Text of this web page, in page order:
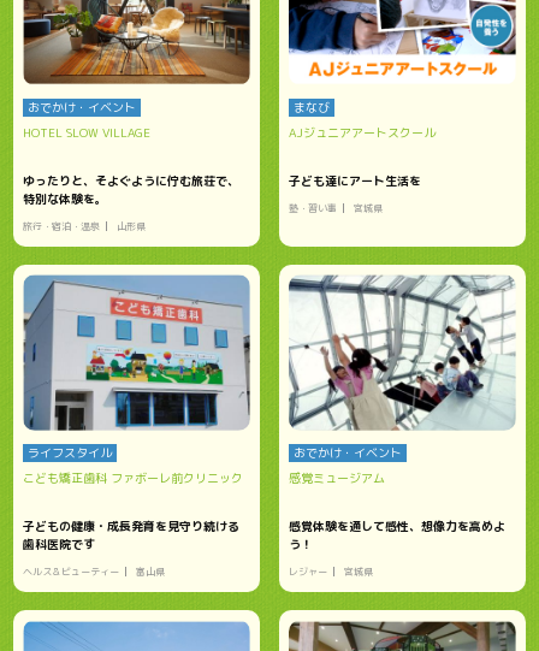
おでかけ・イベント
HOTEL SLOW VILLAGE
ゆったりと、そよぐように佇む旅荘で、
特別な体験を。
旅行・宿泊・温泉 山形県
まなび
AJジュニアアートスクール
子ども達にアート生活を
塾・習い事 宮城県
ライフスタイル
こども矯正歯科 ファボーレ前クリニック
子どもの健康・成長発育を見守り続ける
歯科医院です
ヘルス＆ビューティー 富山県
おでかけ・イベント
感覚ミュージアム
感覚体験を通して感性、想像力を高めよ
う！
レジャー 宮城県